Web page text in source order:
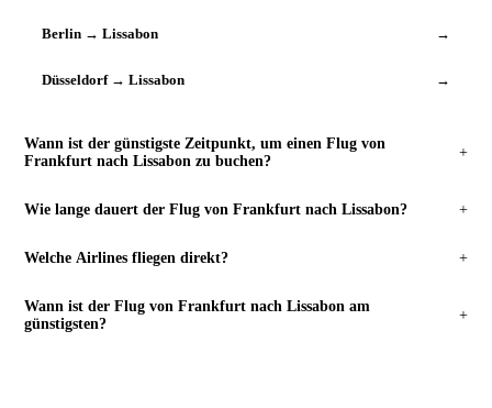
Berlin → Lissabon →
Düsseldorf → Lissabon →
Wann ist der günstigste Zeitpunkt, um einen Flug von
Frankfurt nach Lissabon zu buchen?
+
Wie lange dauert der Flug von Frankfurt nach Lissabon? +
Welche Airlines fliegen direkt? +
Wann ist der Flug von Frankfurt nach Lissabon am
günstigsten?
+